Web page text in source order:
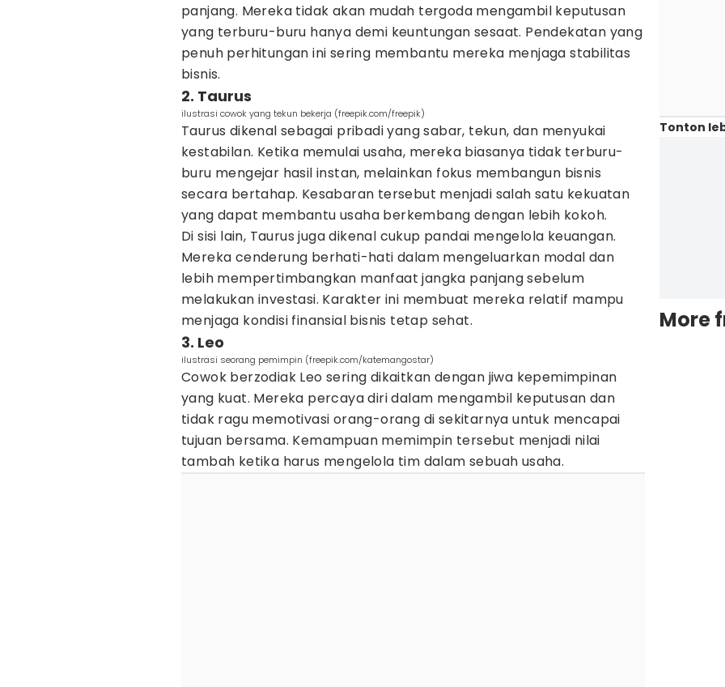
panjang. Mereka tidak akan mudah tergoda mengambil keputusan
yang terburu-buru hanya demi keuntungan sesaat. Pendekatan yang
penuh perhitungan ini sering membantu mereka menjaga stabilitas
bisnis.
2. Taurus
ilustrasi cowok yang tekun bekerja (freepik.com/freepik)
Taurus dikenal sebagai pribadi yang sabar, tekun, dan menyukai
kestabilan. Ketika memulai usaha, mereka biasanya tidak terburu-
buru mengejar hasil instan, melainkan fokus membangun bisnis
secara bertahap. Kesabaran tersebut menjadi salah satu kekuatan
yang dapat membantu usaha berkembang dengan lebih kokoh.
Di sisi lain, Taurus juga dikenal cukup pandai mengelola keuangan.
Mereka cenderung berhati-hati dalam mengeluarkan modal dan
lebih mempertimbangkan manfaat jangka panjang sebelum
melakukan investasi. Karakter ini membuat mereka relatif mampu
menjaga kondisi finansial bisnis tetap sehat.
3. Leo
ilustrasi seorang pemimpin (freepik.com/katemangostar)
Cowok berzodiak Leo sering dikaitkan dengan jiwa kepemimpinan
yang kuat. Mereka percaya diri dalam mengambil keputusan dan
tidak ragu memotivasi orang-orang di sekitarnya untuk mencapai
tujuan bersama. Kemampuan memimpin tersebut menjadi nilai
tambah ketika harus mengelola tim dalam sebuah usaha.
Tonton
More